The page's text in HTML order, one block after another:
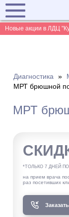
Новые акции в ЛДЦ
Диагностика »
МРТ брюшной
МРТ
*ТОЛЬКО 7 ДНЕЙ
на прием врача
раз посетивших